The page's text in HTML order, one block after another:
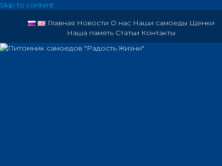
Skip to content
Главная Новости О нас Наши самоеды Щенки
Наша память Статьи Контакты